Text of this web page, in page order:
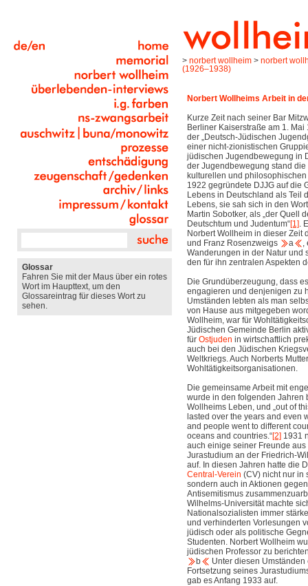
Glossar
Fahren Sie mit der Maus über ein rotes
Wort im Haupttext, um den
Glossareintrag für dieses Wort zu
sehen.
> norbert wollheim > norbert
(1926–1938)
Norbert Wollheims Arbeit in
Kurze Zeit nach seiner Bar
Berliner Kaiserstraße am 1.
der „Deutsch-Jüdischen
einer nicht-zionistischen
jüdischen Jugendbewegung in
der Jugendbewegung stand
kulturellen und
1922 gegründete DJJG auf die
Lebens in Deutschland als Teil
Lebens, sie sah sich in den
Martin Sobotker, als „der Quell
Deutschtum und Judentum“[1].
Norbert Wollheim in dieser Zeit
und Franz Rosenzweigs
a
,
Wanderungen in der Natur und
den für ihn zentralen Aspekten
Die Grundüberzeugung, dass
engagieren und denjenigen zu
Umständen lebten als man
von Hause aus mitgegeben
Wollheim, war für
Jüdischen Gemeinde Berlin
für Ostjuden in wirtschaftlich
auch bei den Jüdischen
Weltkriegs. Auch Norberts
Wohltätigkeitsorganisationen.
Die gemeinsame Arbeit mit
wurde in den folgenden Jahren
Wollheims Leben, und „out of
lasted over the years and even
and people went to different
oceans and countries.“[2] 1931
auch einige seiner Freunde
Jurastudium an der Friedrich-
auf. In diesen Jahren hatte die
Central-Verein (CV) nicht nur in
sondern auch in Aktionen
Antisemitismus
Wilhelms-Universität machte
Nationalsozialisten immer
und verhinderten Vorlesungen
jüdisch oder als politische
Studenten. Norbert Wollheim
jüdischen Professor zu
b
Unter diesen
Fortsetzung seines
gab es Anfang 1933 auf.